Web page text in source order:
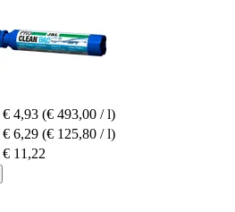
€ 4,93 (€ 493,00 / l)
€ 6,29 (€ 125,80 / l)
€ 11,22